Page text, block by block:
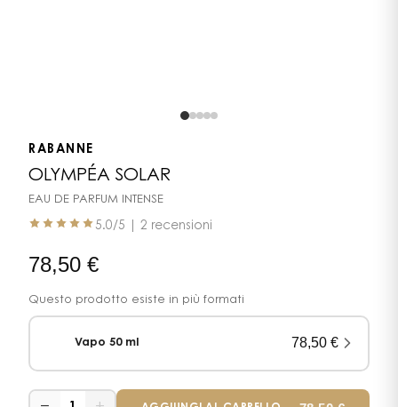
RABANNE
OLYMPÉA SOLAR
EAU DE PARFUM INTENSE
5.0/5 | 2 recensioni
78,50 €
Questo prodotto esiste in più formati
Vapo 50 ml 78,50€